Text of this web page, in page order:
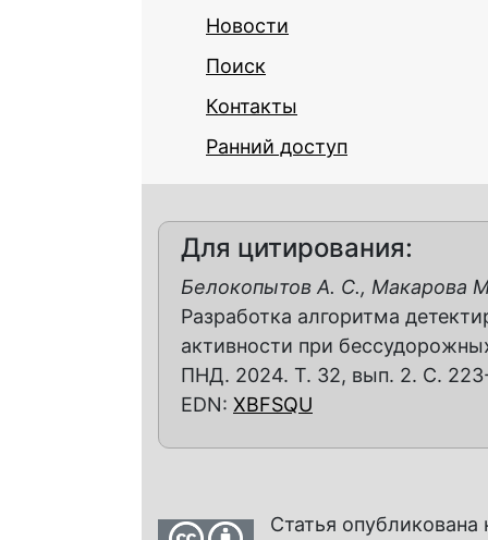
Новости
Поиск
Контакты
Ранний доступ
Для цитирования:
Белокопытов А. С., Макарова
Разработка алгоритма
активности при
ПНД. 2024. Т. 32, вып. 2. С.
EDN: XBFSQU
Статья